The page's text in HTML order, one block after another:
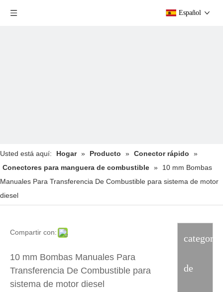
Español
Usted está aquí: Hogar » Producto » Conector rápido
»
Conectores para manguera de combustible »
10 mm Bombas
Manuales Para Transferencia De Combustible para sistema de motor
diesel
Compartir con:
10 mm Bombas Manuales Para
Transferencia De Combustible para
sistema de motor diesel
categoria
de